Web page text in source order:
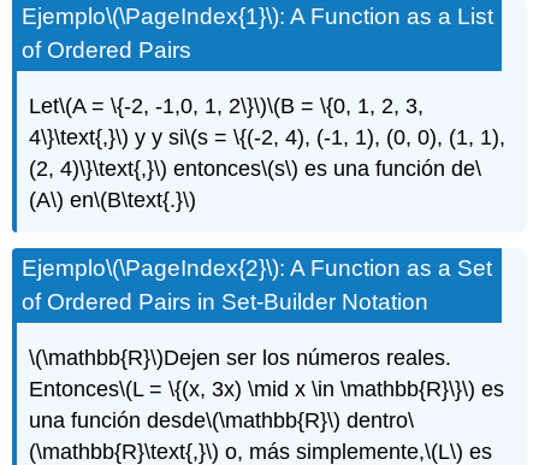
Ejemplo\(\PageIndex{1}\): A Function as a List
of Ordered Pairs
Let\(A = \{-2, -1,0, 1, 2\}\)\(B = \{0, 1, 2, 3,
4\}\text{,}\) y y si\(s = \{(-2, 4), (-1, 1), (0, 0), (1, 1),
(2, 4)\}\text{,}\) entonces\(s\) es una función de\
(A\) en\(B\text{.}\)
Ejemplo\(\PageIndex{2}\): A Function as a Set
of Ordered Pairs in Set-Builder Notation
\(\mathbb{R}\)Dejen ser los números reales.
Entonces\(L = \{(x, 3x) \mid x \in \mathbb{R}\}\) es
una función desde\(\mathbb{R}\) dentro\
(\mathbb{R}\text{,}\) o, más simplemente,\(L\) es